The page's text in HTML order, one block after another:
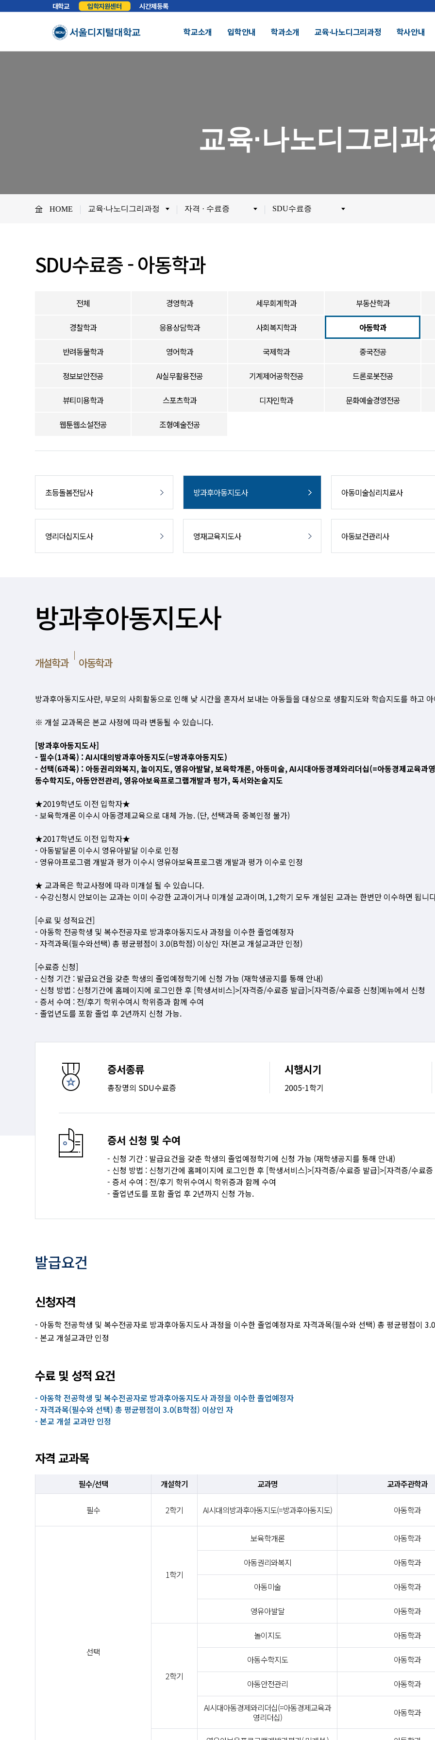
대학교 입학지원센터 시간제등록
학교소개
NO.1 SDUSDU AI
소개조직도 헌장 대학정보공시 정보공개전화번호안내찾아오시는길
비전임교원정시채용
입학안내 학과소개 교육∙나노디그리과정 학사안내
교육∙나노디그리과
HOME 교육∙나노디그리과정 자격 · 수료증 SDU수료증
SDU수료증 - 아동학과
전체 경영학과 세무회계학과 부동산학과
경찰학과 응용상담학과 사회복지학과 아동학과
반려동물학과 영어학과 국제학과 중국전공
정보보안전공 AI실무활용전공 기계제어공학전공 드론로봇전공
뷰티미용학과 스포츠학과 디자인학과 문화예술경영전공
웹툰웹소설전공 조형예술전공
초등돌봄전담사 방과후아동지도사 아동미술심리치료사
영리더십지도사 영재교육지도사 아동보건관리사
방과후아동지도사
개설학과 아동학과
방과후아동지도사란, 부모의 사회활동으로 인해 낮 시간을 혼자서 보내는 아동들을 대상으로 생활지도와 학습지도를 하고
※ 개설 교과목은 본교 사정에 따라 변동될 수 있습니다.
[방과후아동지도사]
- 필수(1과목) : AI시대의방과후아동지도(=방과후아동지도)
- 선택(6과목) : 아동권리와복지, 놀이지도, 영유아발달, 보육학개론, 아동미술, AI시대아동경제와리더십(=아동경제교육과
동수학지도, 아동안전관리, 영유아보육프로그램개발과 평가, 독서와논술지도
★2019학년도 이전 입학자★
- 보육학개론 이수시 아동경제교육으로 대체 가능. (단, 선택과목 중복인정 불가)
★2017학년도 이전 입학자★
- 아동발달론 이수시 영유아발달 이수로 인정
- 영유아프로그램 개발과 평가 이수시 영유아보육프로그램 개발과 평가 이수로 인정
★ 교과목은 학교사정에 따라 미개설 될 수 있습니다.
- 수강신청시 안보이는 교과는 이미 수강한 교과이거나 미개설 교과이며, 1,2학기 모두 개설된 교과는 한번만 이수하면 됩니
[수료 및 성적요건]
- 아동학 전공학생 및 복수전공자로 방과후아동지도사 과정을 이수한 졸업예정자
- 자격과목(필수와선택) 총 평균평점이 3.0(B학점) 이상인 자(본교 개설교과만 인정)
[수료증 신청]
- 신청 기간 : 발급요건을 갖춘 학생의 졸업예정학기에 신청 가능 (재학생공지를 통해 안내)
- 신청 방법 : 신청기간에 홈페이지에 로그인한 후 [학생서비스]>[자격증/수료증 발급]>[자격증/수료증 신청]메뉴에서 신청
- 증서 수여 : 전/후기 학위수여시 학위증과 함께 수여
- 졸업년도를 포함 졸업 후 2년까지 신청 가능.
증서종류
총장명의 SDU수료증
시행시기
2005-1학기
증서 신청 및 수여
- 신청 기간 : 발급요건을 갖춘 학생의 졸업예정학기에 신청 가능 (재학생공지를 통해 안내)
- 신청 방법 : 신청기간에 홈페이지에 로그인한 후 [학생서비스]>[자격증/수료증 발급]>[자격증/수료
- 증서 수여 : 전/후기 학위수여시 학위증과 함께 수여
- 졸업년도를 포함 졸업 후 2년까지 신청 가능.
발급요건
신청자격
- 아동학 전공학생 및 복수전공자로 방과후아동지도사 과정을 이수한 졸업예정자로 자격과목(필수와 선택) 총 평균평점이
- 본교 개설교과만 인정
수료 및 성적 요건
- 아동학 전공학생 및 복수전공자로 방과후아동지도사 과정을 이수한 졸업예정자
- 자격과목(필수와 선택) 총 평균평점이 3.0(B학점) 이상인 자
- 본교 개설 교과만 인정
자격 교과목
필수/선택 개설학기 교과명 교과주관학과
필수 2학기 AI시대의방과후아동지도(=방과후아동지도) 아동학과
선택
1학기
보육학개론 아동학과
아동권리와복지 아동학과
아동미술 아동학과
영유아발달 아동학과
2학기
놀이지도 아동학과
아동수학지도 아동학과
아동안전관리 아동학과
AI시대아동경제와리더십(=아동경제교육과
영리더십)
아동학과